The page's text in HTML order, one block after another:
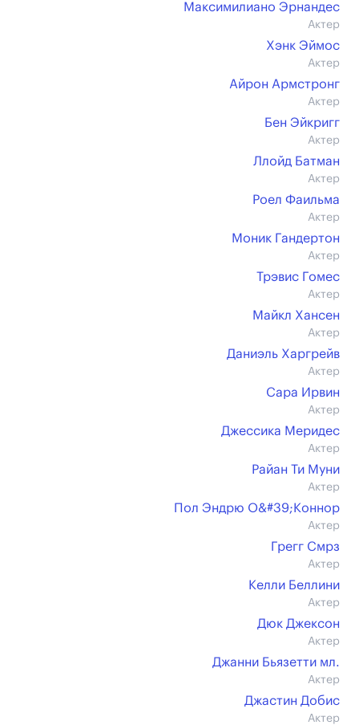
Максимилиано Эрнандес
Актер
Хэнк Эймос
Актер
Айрон Армстронг
Актер
Бен Эйкригг
Актер
Ллойд Батман
Актер
Роел Фаильма
Актер
Моник Гандертон
Актер
Трэвис Гомес
Актер
Майкл Хансен
Актер
Даниэль Харгрейв
Актер
Сара Ирвин
Актер
Джессика Меридес
Актер
Райан Ти Муни
Актер
Пол Эндрю О&#39;Коннор
Актер
Грегг Смрз
Актер
Келли Беллини
Актер
Дюк Джексон
Актер
Джанни Бьязетти мл.
Актер
Джастин Добис
Актер